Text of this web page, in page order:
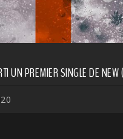
UN PREMIER SINGLE DE NEW